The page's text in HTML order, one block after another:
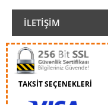
İLETIŞIM
TAKSİT SEÇENEKLERİ